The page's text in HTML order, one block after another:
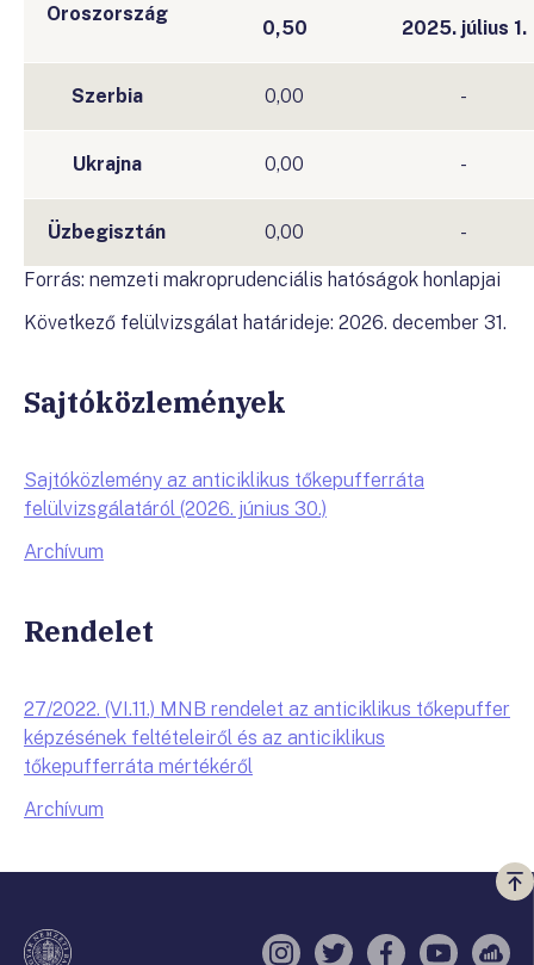
Oroszország
0,50 2025. július 1.
Szerbia 0,00 -
Ukrajna 0,00 -
Üzbegisztán 0,00 -
Forrás: nemzeti makroprudenciális hatóságok honlapjai
Következő felülvizsgálat határideje: 2026. december 31.
Sajtóközlemények
Sajtóközlemény az anticiklikus tőkepufferráta
felülvizsgálatáról (2026. június 30.)
Archívum
Rendelet
27/2022. (VI.11.) MNB rendelet az anticiklikus tőkepuffer
képzésének feltételeiről és az anticiklikus
tőkepufferráta mértékéről
Archívum
a